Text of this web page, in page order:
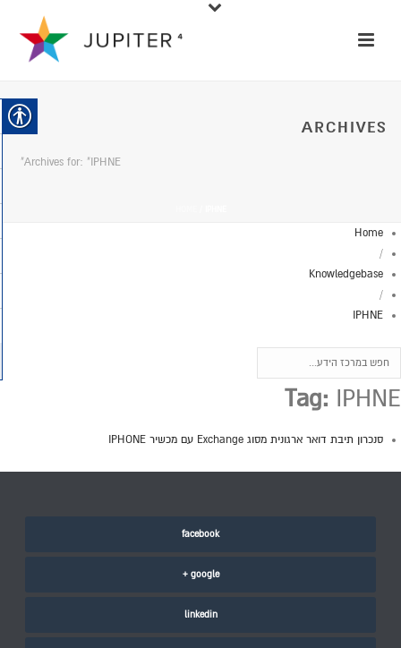
ARCHIVES
Archives for: "IPHNE"
Home
/
Knowledgebase
/
IPHNE
Tag: IPHNE
סנכרון תיבת דואר ארגונית מסוג Exchange עם מכשיר IPHONE
facebook
google +
linkedin